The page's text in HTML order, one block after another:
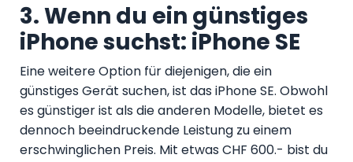
3. Wenn du ein günstiges
iPhone suchst: iPhone SE
Eine weitere Option für diejenigen, die ein
günstiges Gerät suchen, ist das iPhone SE. Obwohl
es günstiger ist als die anderen Modelle, bietet es
dennoch beeindruckende Leistung zu einem
erschwinglichen Preis. Mit etwas CHF 600.- bist du